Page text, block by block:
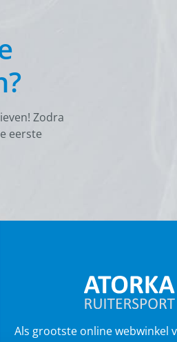
Zodra
eerste
Als grootste online webwinkel